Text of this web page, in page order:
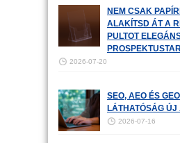
NEM CSAK
ALAKÍTSD ÁT A
PULTOT
2026-07-20
SEO, AEO ÉS
LÁTHATÓSÁG ÚJ
2026-07-16